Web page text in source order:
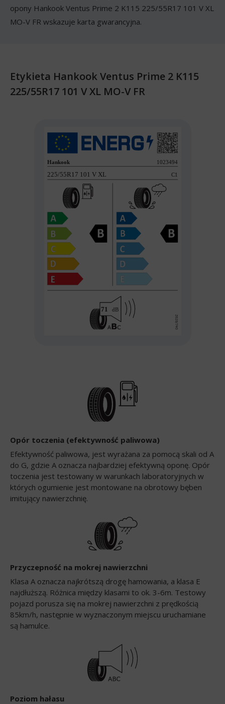
opony Hankook Ventus Prime 2 K115 225/55R17 101 V XL
MO-V FR wskazuje karta gwarancyjna.
Etykieta Hankook Ventus Prime 2 K115
225/55R17 101 V XL MO-V FR
Opór toczenia (efektywność paliwowa)
Efektywność paliwowa, jest wyrażana za pomocą skali od A
do G, gdzie A oznacza najbardziej efektywną oponę. Opór
toczenia jest testowany w warunkach laboratoryjnych w
których ogumienie jest montowane na obrotowy bęben
imitujący nawierzchnię.
Przyczepność na mokrej nawierzchni
Klasa A oznacza najkrótszą drogę hamowania, a klasa E
najdłuższą. Różnica między klasami to ok. 3-6m. Testowy
pojazd porusza się na mokrej nawierzchni z prędkością
85km/h, następnie w wyznaczonym miejscu uruchamiane
są hamulce.
Poziom hałasu